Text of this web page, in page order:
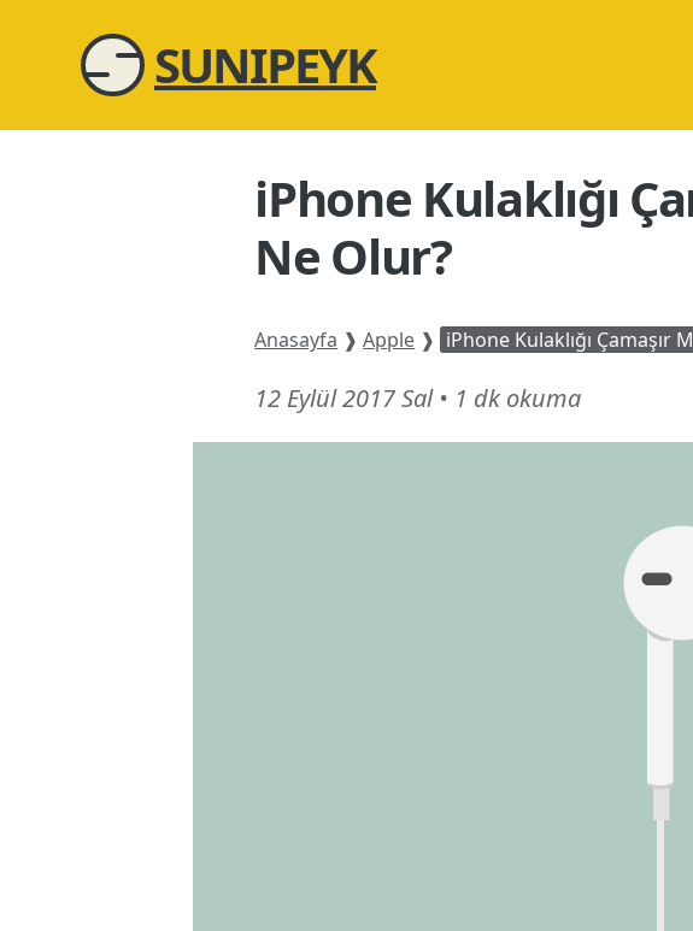
SUNIPEYK
iPhone Kulaklığı
Ne Olur?
Anasayfa ❱ Apple ❱ iPhone Kulaklığı Çamaşır
12 Eylül 2017 Sal 21
Şubat
• 1 dk okuma